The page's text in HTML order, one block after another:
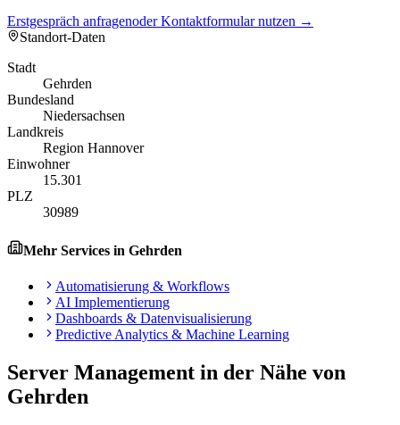
Erstgespräch anfragenoder Kontaktformular nutzen →
Standort-Daten
Stadt
Gehrden
Bundesland
Niedersachsen
Landkreis
Region Hannover
Einwohner
15.301
PLZ
30989
Mehr Services in Gehrden
Automatisierung & Workflows
AI Implementierung
Dashboards & Datenvisualisierung
Predictive Analytics & Machine Learning
Server Management in der Nähe von
Gehrden